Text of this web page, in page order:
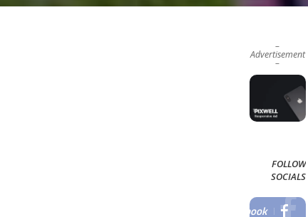
–
Advertisement
–
FOLLOW
SOCIALS
Facebook